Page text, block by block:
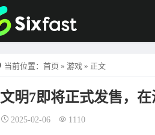
当前位置： 首页 » 游戏 » 正文
文明7即将正式发售，
2025-02-06 1110